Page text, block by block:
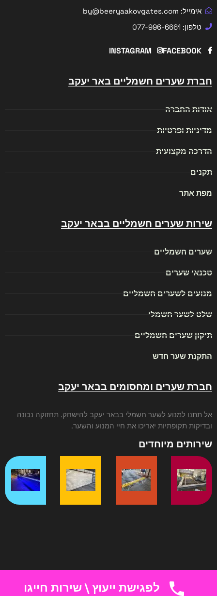
אימייל: by@beeryaakovgates.com
טלפון: 077-996-6661
FACEBOOK
INSTAGRAM
חברת שערים חשמליים באר יעקב
אודות החברה
מדיניות ופרטיות
הדרכה מקצועית
תקנים
מפת אתר
שירות שערים חשמליים בבאר יעקב
שערים חשמליים
טכנאי שערים
מנועים לשערים חשמליים
שלט לשער חשמלי
תיקון שערים חשמליים
התקנת שער חדש
חברת שערים ומחסומים בבאר יעקב
אל תתנו למנוע לשער חשמלי בבאר יעקב להישחק. תחזוקה נכונה
ובדיקות תקופתיות יאריכו את חיי המנוע והשער.
שירותים מיוחדים
לפגישת ייעוץ \ שירות חייגו